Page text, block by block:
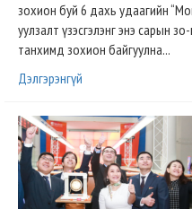
зохион буй 6 дахь удаагийн
уулзалт үзэсгэлэнг энэ сарын
танхимд зохион байгуулна...
Дэлгэрэнгүй